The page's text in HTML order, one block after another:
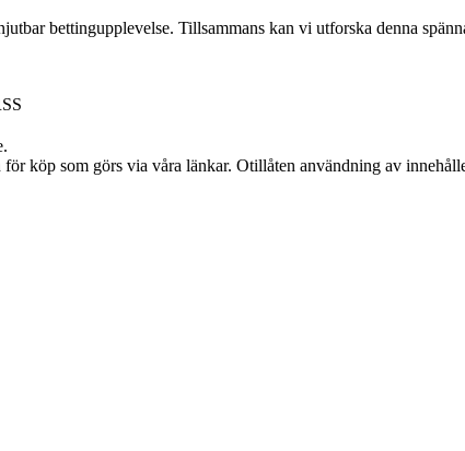
bettingupplevelse. Tillsammans kan vi utforska denna
köp som görs via våra länkar. Otillåten användning av